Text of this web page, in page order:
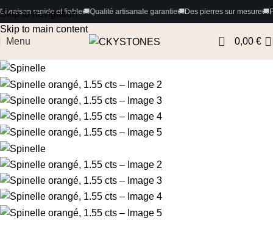
Skip to navigation
Skip to main content
et fiable🚚Qualité artisanale garantie🚚Des pierres sur mesure🚚Paiements
Menu 0 0,00 €